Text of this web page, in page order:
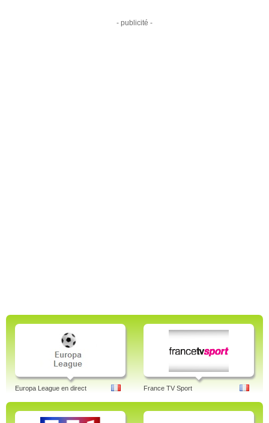
- publicité -
Europa League en direct France TV Sport